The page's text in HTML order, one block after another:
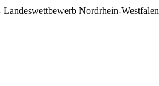
Nordrhein-Westfalen